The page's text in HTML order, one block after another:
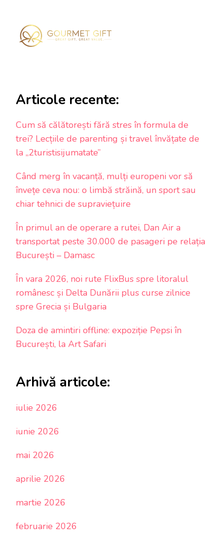
Articole recente:
Cum să călătorești fără stres în formula de
trei? Lecțiile de parenting și travel învățate de
la „2turistisijumatate”
Când merg în vacanță, mulți europeni vor să
învețe ceva nou: o limbă străină, un sport sau
chiar tehnici de supraviețuire
În primul an de operare a rutei, Dan Air a
transportat peste 30.000 de pasageri pe relația
București – Damasc
În vara 2026, noi rute FlixBus spre litoralul
românesc și Delta Dunării plus curse zilnice
spre Grecia și Bulgaria
Doza de amintiri offline: expoziție Pepsi în
București, la Art Safari
Arhivă articole:
iulie 2026
iunie 2026
mai 2026
aprilie 2026
martie 2026
februarie 2026